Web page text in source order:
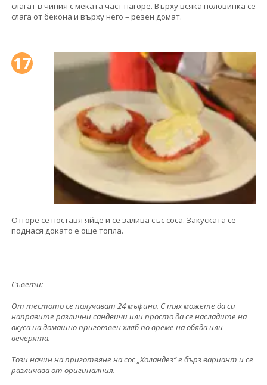
слагат в чиния с меката част нагоре. Върху всяка половинка се
слага от бекона и върху него – резен домат.
17
Отгоре се поставя яйце и се залива със соса. Закуската се
поднася докато е още топла.
Съвети:
От тестото се получават 24 мъфина. С тях можете да си
направите различни сандвичи или просто да се насладите на
вкуса на домашно приготвен хляб по време на обяда или
вечерята.
Този начин на приготвяне на сос „Холандез“ е бърз вариант и се
различава от оригиналния.